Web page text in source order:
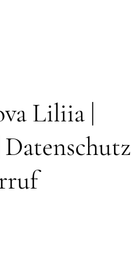
Liliia |
Datenschutz